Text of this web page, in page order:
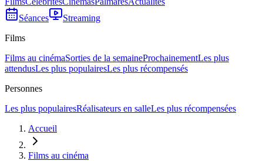
Séances
Streaming
Films
Films au cinémaSorties de la semaineProchainementLes plus
attendusLes plus populairesLes plus récompensés
Personnes
Les plus populairesRéalisateurs en salleLes plus récompensées
Accueil
Films au cinéma